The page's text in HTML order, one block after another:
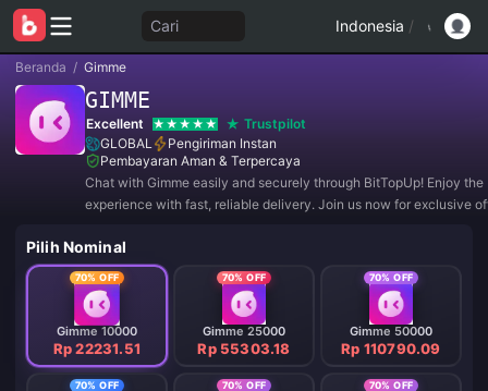
Cari Indonesia /
Beranda / Gimme
GIMME
Excellent
Trustpilot
GLOBAL
Pengiriman Instan
Pembayaran Aman & Terpercaya
Chat with Gimme easily and securely through BitTopUp! Enjoy the
experience with fast, reliable delivery. Join us now for exclusive
Pilih Nominal
70% OFF
Gimme 10000
Rp 22231.51
70% OFF
Gimme 25000
Rp 55303.18
70% OFF
Gimme 50000
Rp 110790.09
70% OFF 70% OFF 70% OFF